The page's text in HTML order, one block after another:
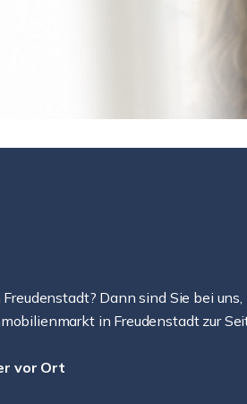
Dann sind Sie bei
in Freudenstadt zur
vor Ort